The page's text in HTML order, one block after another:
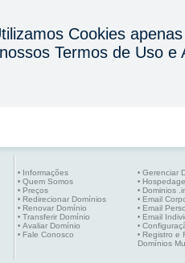
Cookies
nossos Termos de Uso
• Informações
• Quem Somos
• Preços
• Redirecionar Domínios
• Renovar Domínio
• Transferir Domínio
• Avaliar Domínio
• Fale Conosco
• Gerenciar
•
• Dominios
• Email
• Email
• Email
•
• Registro e
Domínios